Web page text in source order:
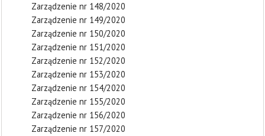
Zarządzenie nr 148/2020
Zarządzenie nr 149/2020
Zarządzenie nr 150/2020
Zarządzenie nr 151/2020
Zarządzenie nr 152/2020
Zarządzenie nr 153/2020
Zarządzenie nr 154/2020
Zarządzenie nr 155/2020
Zarządzenie nr 156/2020
Zarządzenie nr 157/2020